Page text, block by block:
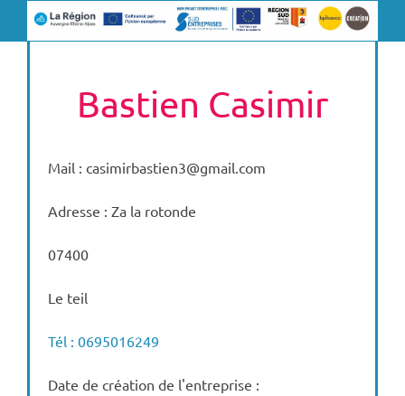
Bastien Casimir
Mail : casimirbastien3@gmail.com
Adresse : Za la rotonde
07400
Le teil
Tél : 0695016249
Date de création de l'entreprise :